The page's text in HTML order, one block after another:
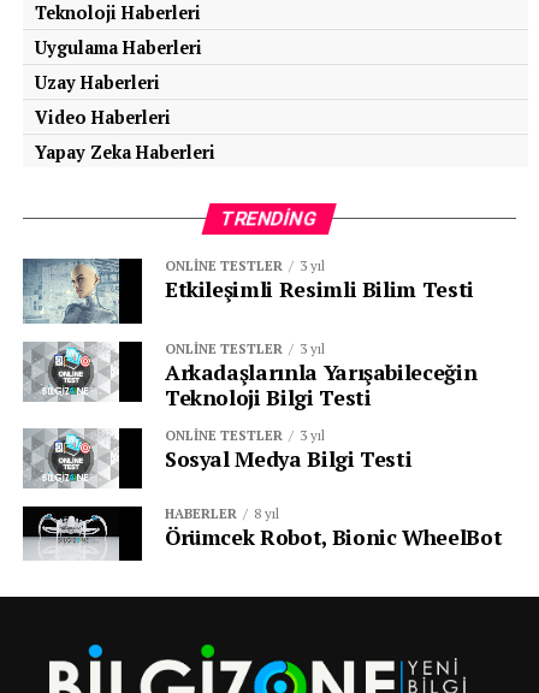
Teknoloji Haberleri
Uygulama Haberleri
Uzay Haberleri
Video Haberleri
Yapay Zeka Haberleri
TRENDING
ONLINE TESTLER 3 yıl
Etkileşimli Resimli Bilim Testi
ONLINE TESTLER 3 yıl
Arkadaşlarınla Yarışabileceğin
Teknoloji Bilgi Testi
ONLINE TESTLER 3 yıl
Sosyal Medya Bilgi Testi
HABERLER 8 yıl
Örümcek Robot, Bionic WheelBot